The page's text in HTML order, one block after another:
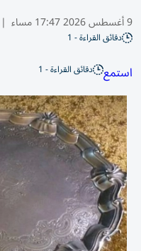
9 أغسطس 2026 17:47 مساء |
دقائق القراءة - 1
استمع دقائق القراءة - 1